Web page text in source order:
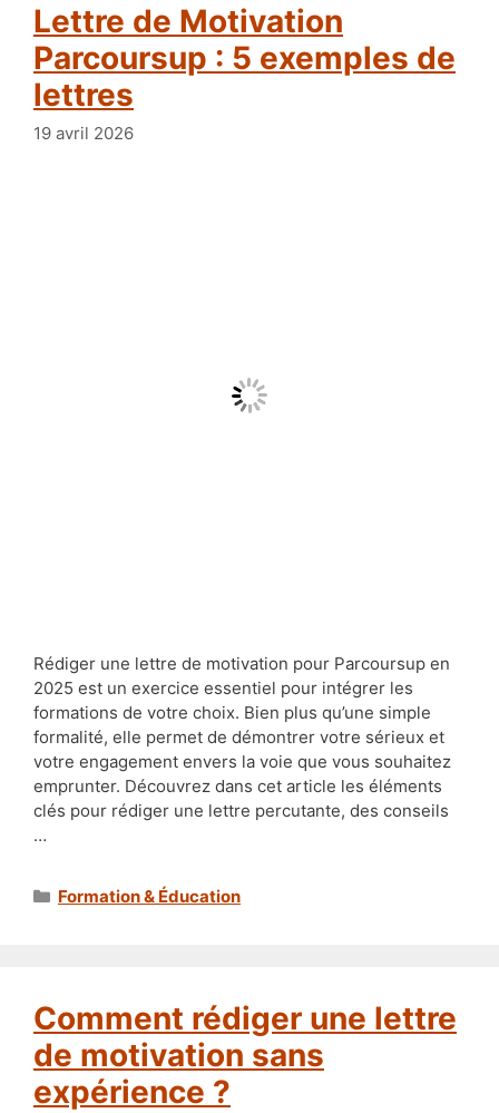
Lettre de Motivation
Parcoursup : 5 exemples de
lettres
19 avril 2026
Rédiger une lettre de motivation pour Parcoursup en
2025 est un exercice essentiel pour intégrer les
formations de votre choix. Bien plus qu’une simple
formalité, elle permet de démontrer votre sérieux et
votre engagement envers la voie que vous souhaitez
emprunter. Découvrez dans cet article les éléments
clés pour rédiger une lettre percutante, des conseils
…
Catégories
Formation & Éducation
Comment rédiger une lettre
de motivation sans
expérience ?